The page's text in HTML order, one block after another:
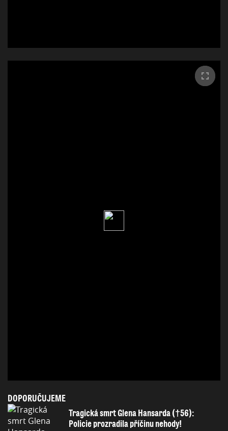
DOPORUČUJEME
Tragická smrt Glena Hansarda (†56):
Policie prozradila příčinu nehody!